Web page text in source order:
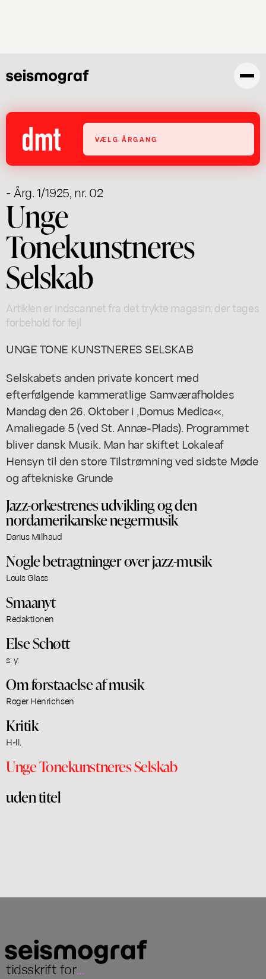
VÆLG ÅRGANG
- Årg. 1/1925, nr. 02
Unge
Tonekunstneres
Selskab
Artiklen er indscannet fra det trykte magasin; der tages
forbehold for fejl
UNGE TONE KUNSTNERES SELSKAB
Selskabets anden private koncert med
efterfølgende kammeratlige Samværafholdes
Mandag den 26. Oktober i ,Domus Medica«,
Amaliegade 5 (ved St. Annæ-Plads). Programmet
bliver dansk Musik. Man har skiftet Lokaleaf
Hensyn til den store Tilstrømning ved sidste Møde
og aftekniske Grunde
Jazz-orkestrenes udvikling og den
nordamerikanske negermusik
Darius Milhaud
Nogle betragtninger over jazz-musik
Louis Glass
Smaanyt
Redaktionen
Else Schøtt
s: y:
Om forstaaelse af musik
Roger Henrichsen
Kritik
H-ll.
Unge Tonekunstneres Selskab
uden titel
tidsskrift for...